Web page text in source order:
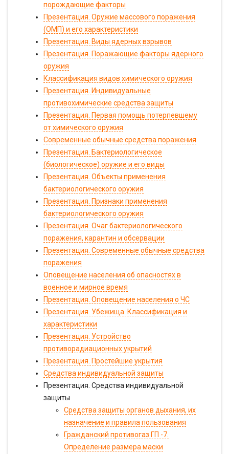
порождающие факторы
Презентация. Оружие массового поражения
(ОМП) и его характеристики
Презентация. Виды ядерных взрывов
Презентация. Поражающие факторы ядерного
оружия
Классификация видов химического оружия
Презентация. Индивидуальные
противохимические средства защиты
Презентация. Первая помощь потерпевшему
от химического оружия
Современные обычные средства поражения
Презентация. Бактериологическое
(биологическое) оружие и его виды
Презентация. Объекты применения
бактериологического оружия
Презентация. Признаки применения
бактериологического оружия
Презентация. Очаг бактериологического
поражения, карантин и обсервации
Презентация. Современные обычные средства
поражения
Оповещение населения об опасностях в
военное и мирное время
Презентация. Оповещение населения о ЧС
Презентация. Убежища. Классификация и
характеристики
Презентация. Устройство
противорадиационных укрытий
Презентация. Простейшие укрытия
Средства индивидуальной защиты
Презентация. Средства индивидуальной
защиты
Средства защиты органов дыхания, их
назначение и правила пользования
Гражданский противогаз ГП -7.
Определение размера маски